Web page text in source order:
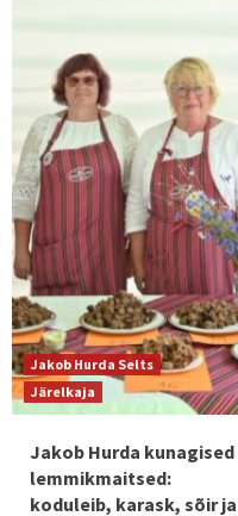
Jakob Hurda Selts
Järelkaja
Jakob Hurda kunagised
lemmikmaitsed:
koduleib, karask, sõir ja